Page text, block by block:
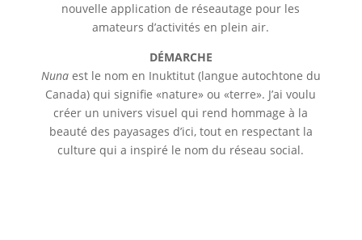
nouvelle application de réseautage pour les
amateurs d’activités en plein air.
DÉMARCHE
Nunaest le nom en Inuktitut (langue autochtone du
Canada) qui signifie «nature» ou «terre». J’ai voulu
créer un univers visuel qui rend hommage à la
beauté des payasages d’ici, tout en respectant la
culture qui a inspiré le nom du réseau social.